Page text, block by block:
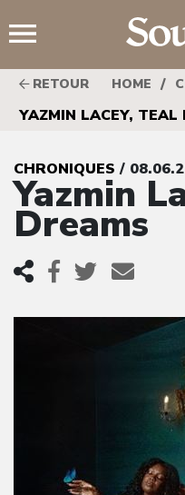
RETOUR HOME /
YAZMIN LACEY, TEAL
CHRONIQUES /
Yazmin
Dreams